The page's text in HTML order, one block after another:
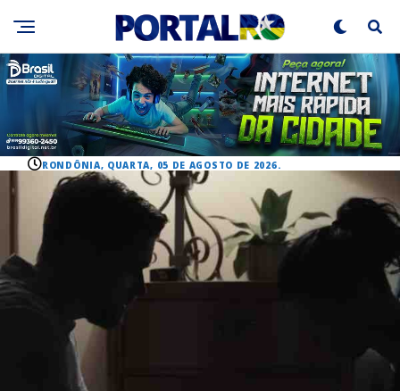
RONDÔNIA, QUARTA, 05 DE AGOSTO DE 2026.